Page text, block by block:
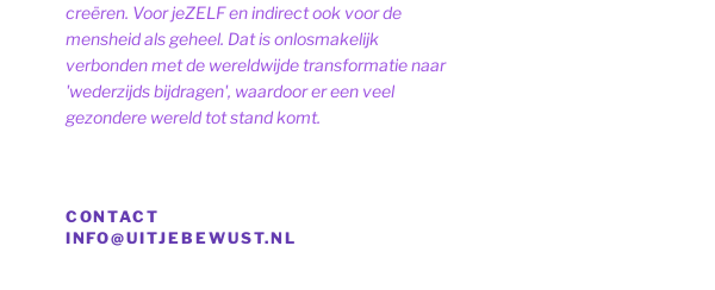
creëren. Voor jeZELF en indirect ook voor de
mensheid als geheel. Dat is onlosmakelijk
verbonden met de wereldwijde transformatie naar
'wederzijds bijdragen', waardoor er een veel
gezondere wereld tot stand komt.
CONTACT
INFO@UITJEBEWUST.NL